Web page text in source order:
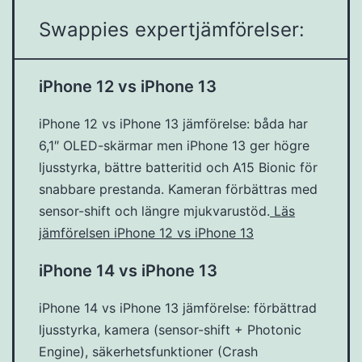
Swappies expertjämförelser:
iPhone 12 vs iPhone 13
iPhone 12 vs iPhone 13 jämförelse: båda har
6,1″ OLED-skärmar men iPhone 13 ger högre
ljusstyrka, bättre batteritid och A15 Bionic för
snabbare prestanda. Kameran förbättras med
sensor-shift och längre mjukvarustöd. Läs
jämförelsen iPhone 12 vs iPhone 13
iPhone 14 vs iPhone 13
iPhone 14 vs iPhone 13 jämförelse: förbättrad
ljusstyrka, kamera (sensor-shift + Photonic
Engine), säkerhetsfunktioner (Crash